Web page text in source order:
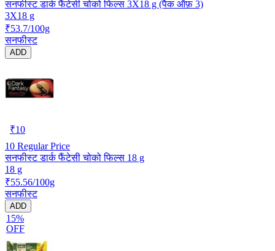
सनफीस्ट डार्क फैंटेसी चोको फिल्स 3X18 g (पैक ऑफ़ 3)
3X18 g
₹53.7/100g
सनफीस्ट
ADD
₹10
10 Regular Price
सनफीस्ट डार्क फैंटेसी चोको फिल्स 18 g
18 g
₹55.56/100g
सनफीस्ट
ADD
15%
OFF